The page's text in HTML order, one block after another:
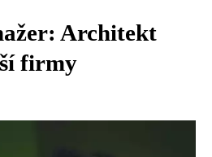
Architekt
firmy